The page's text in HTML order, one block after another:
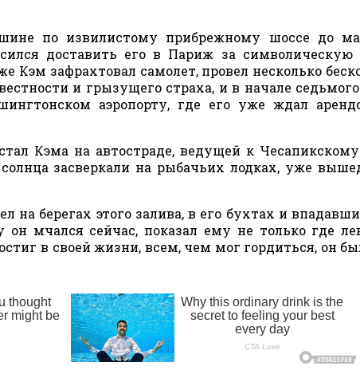
по извилистому прибрежному шоссе до
доставить его в Париж за символическую
Кэм зафрахтовал самолет, провел несколько
и грызущего страха, и в начале
аэропорту, где его уже ждал
Кэма на автостраде, ведущей к
засверкали на рыбачьих лодках, уже
берегах этого залива, в его бухтах и
мчался сейчас, показал ему не только где
в своей жизни, всем, чем мог гордиться, он